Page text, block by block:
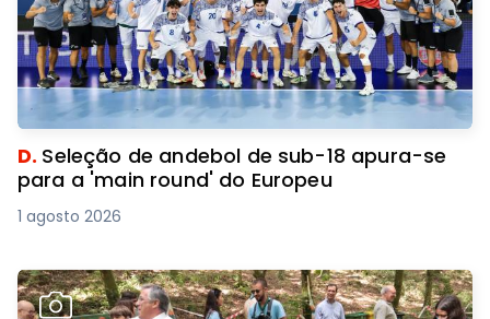
D. Seleção de andebol de sub-18 apura-se
para a 'main round' do Europeu
1 agosto 2026